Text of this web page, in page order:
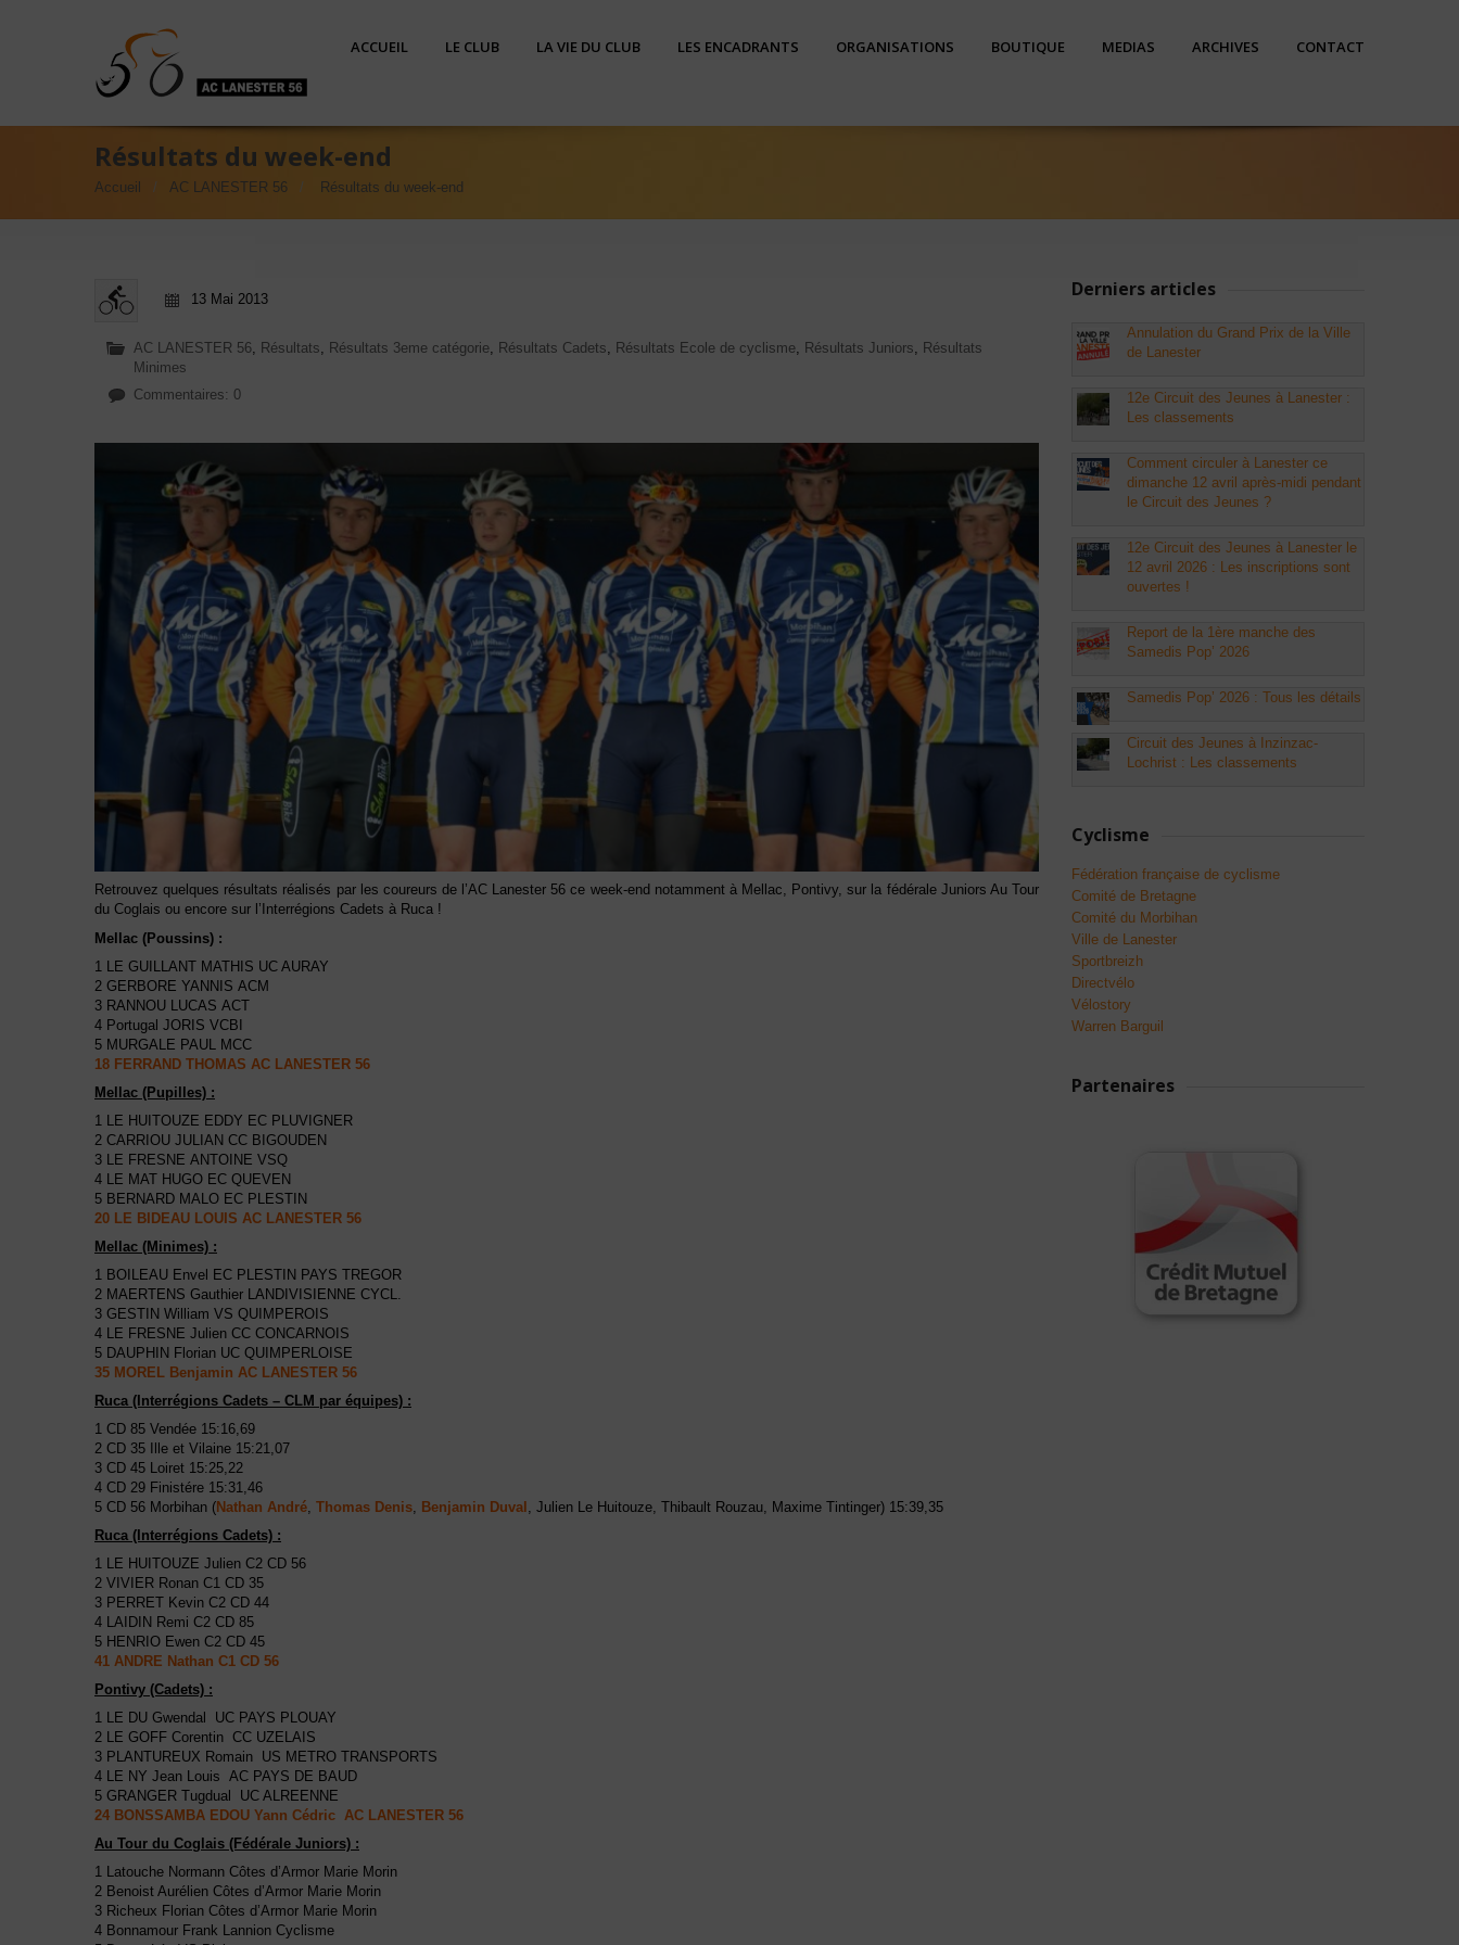
ACCUEIL LE CLUB LA VIE DU CLUB LES ENCADRANTS ORGANISATIONS BOUTIQUE MEDIAS ARCHIVES CONTACT
Résultats du week-end
Accueil AC LANESTER 56 Résultats du week-end
13 Mai 2013
AC LANESTER 56, Résultats, Résultats 3eme catégorie, Résultats Cadets, Résultats Ecole de cyclisme, Résultats Juniors, Résultats
Minimes
Commentaires: 0
Retrouvez quelques résultats réalisés par les coureurs de l’AC Lanester 56 ce week-end notamment à Mellac, Pontivy, sur la fédérale Juniors Au Tour
du Coglais ou encore sur l’Interrégions Cadets à Ruca !
Mellac (Poussins) :
1 LE GUILLANT MATHIS UC AURAY
2 GERBORE YANNIS ACM
3 RANNOU LUCAS ACT
4 Portugal JORIS VCBI
5 MURGALE PAUL MCC
18 FERRAND THOMAS AC LANESTER 56
Mellac (Pupilles) :
1 LE HUITOUZE EDDY EC PLUVIGNER
2 CARRIOU JULIAN CC BIGOUDEN
3 LE FRESNE ANTOINE VSQ
4 LE MAT HUGO EC QUEVEN
5 BERNARD MALO EC PLESTIN
20 LE BIDEAU LOUIS AC LANESTER 56
Mellac (Minimes) :
1 BOILEAU Envel EC PLESTIN PAYS TREGOR
2 MAERTENS Gauthier LANDIVISIENNE CYCL.
3 GESTIN William VS QUIMPEROIS
4 LE FRESNE Julien CC CONCARNOIS
5 DAUPHIN Florian UC QUIMPERLOISE
35 MOREL Benjamin AC LANESTER 56
Ruca (Interrégions Cadets – CLM par équipes) :
1 CD 85 Vendée 15:16,69
2 CD 35 Ille et Vilaine 15:21,07
3 CD 45 Loiret 15:25,22
4 CD 29 Finistére 15:31,46
5 CD 56 Morbihan (Nathan André, Thomas Denis, Benjamin Duval , Julien Le Huitouze, Thibault Rouzau, Maxime Tintinger) 15:39,35
Ruca (Interrégions Cadets) :
1 LE HUITOUZE Julien C2 CD 56
2 VIVIER Ronan C1 CD 35
3 PERRET Kevin C2 CD 44
4 LAIDIN Remi C2 CD 85
5 HENRIO Ewen C2 CD 45
41 ANDRE Nathan C1 CD 56
Pontivy (Cadets) :
1 LE DU Gwendal UC PAYS PLOUAY
2 LE GOFF Corentin CC UZELAIS
3 PLANTUREUX Romain US METRO TRANSPORTS
4 LE NY Jean Louis AC PAYS DE BAUD
5 GRANGER Tugdual UC ALREENNE
24 BONSSAMBA EDOU Yann Cédric AC LANESTER 56
Au Tour du Coglais (Fédérale Juniors) :
1 Latouche Normann Côtes d’Armor Marie Morin
2 Benoist Aurélien Côtes d’Armor Marie Morin
3 Richeux Florian Côtes d’Armor Marie Morin
4 Bonnamour Frank Lannion Cyclisme
Derniers articles
Annulation du Grand Prix de la Ville
de Lanester
12e Circuit des Jeunes à Lanester :
Les classements
Comment circuler à Lanester ce
dimanche 12 avril après-midi pendant
le Circuit des Jeunes ?
12e Circuit des Jeunes à Lanester le
12 avril 2026 : Les inscriptions sont
ouvertes !
Report de la 1ère manche des
Samedis Pop’ 2026
Samedis Pop’ 2026 : Tous les détails
Circuit des Jeunes à Inzinzac-
Lochrist : Les classements
Cyclisme
Fédération française de cyclisme
Comité de Bretagne
Comité du Morbihan
Ville de Lanester
Sportbreizh
Directvélo
Vélostory
Warren Barguil
Partenaires